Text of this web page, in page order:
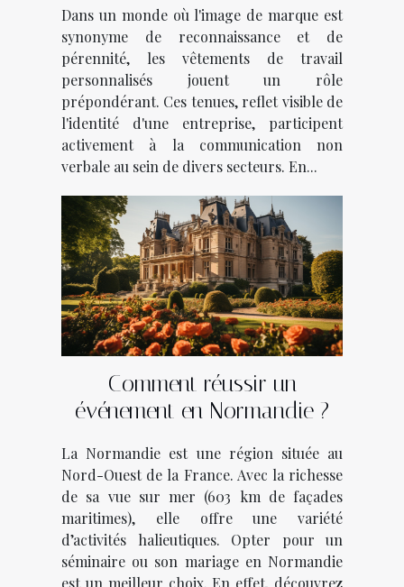
divers secteurs d'activité
Dans un monde où l'image de marque est
synonyme de reconnaissance et de
pérennité, les vêtements de travail
personnalisés jouent un rôle
prépondérant. Ces tenues, reflet visible de
l'identité d'une entreprise, participent
activement à la communication non
verbale au sein de divers secteurs. En...
Comment réussir un
événement en Normandie ?
La Normandie est une région située au
Nord-Ouest de la France. Avec la richesse
de sa vue sur mer (603 km de façades
maritimes), elle offre une variété
d’activités halieutiques. Opter pour un
séminaire ou son mariage en Normandie
est un meilleur choix. En effet, découvrez